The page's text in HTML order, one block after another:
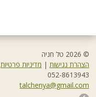
© 2026 טל חניה
הצהרת נגישות | מדיניות פרטיות
052-8613943
talchenya@gmail.com